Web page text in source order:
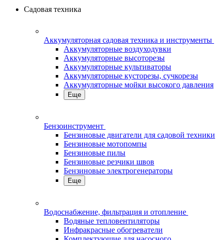
Садовая техника
Аккумуляторная садовая техника и инструменты
Аккумуляторные воздуходувки
Аккумуляторные высоторезы
Аккумуляторные культиваторы
Аккумуляторные кусторезы, сучкорезы
Аккумуляторные мойки высокого давления
Еще
Бензоинструмент
Бензиновые двигатели для садовой техники
Бензиновые мотопомпы
Бензиновые пилы
Бензиновые резчики швов
Бензиновые электрогенераторы
Еще
Водоснабжение, фильтрация и отопление
Водяные тепловентиляторы
Инфракрасные обогреватели